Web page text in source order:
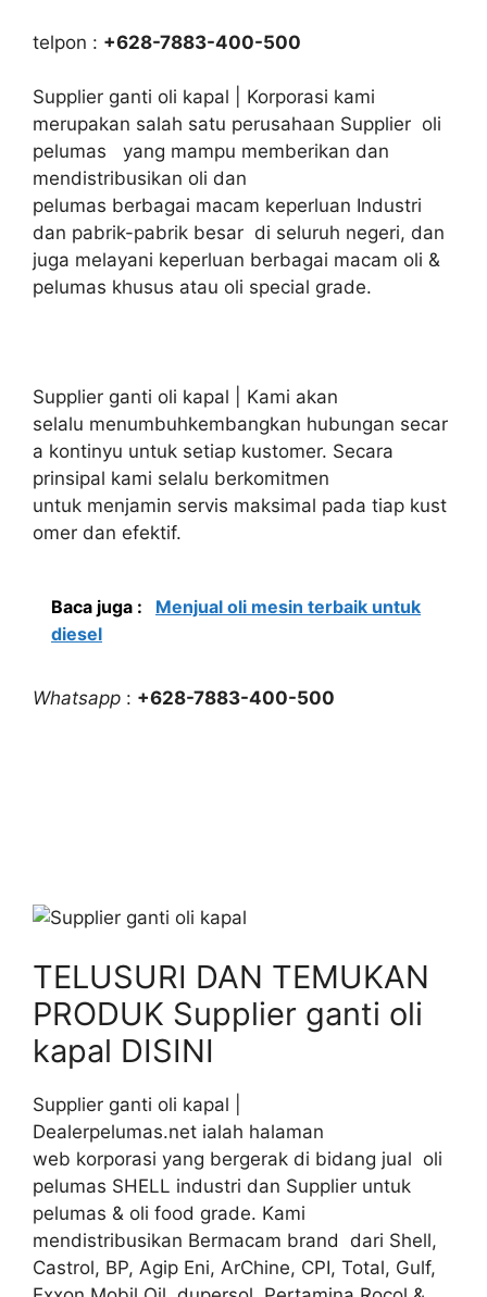
telpon : +628-7883-400-500
Supplier ganti oli kapal | Korporasi kami
merupakan salah satu perusahaan Supplier oli
pelumas yang mampu memberikan dan
mendistribusikan oli dan
pelumas berbagai macam keperluan Industri
dan pabrik-pabrik besar di seluruh negeri, dan
juga melayani keperluan berbagai macam oli &
pelumas khusus atau oli special grade.
Supplier ganti oli kapal | Kami akan
selalu menumbuhkembangkan hubungan secar
a kontinyu untuk setiap kustomer. Secara
prinsipal kami selalu berkomitmen
untuk menjamin servis maksimal pada tiap kust
omer dan efektif.
Baca juga :
Menjual oli mesin terbaik untuk
diesel
Whatsapp : +628-7883-400-500
TELUSURI DAN TEMUKAN
PRODUK Supplier ganti oli
kapal DISINI
Supplier ganti oli kapal |
Dealerpelumas.net ialah halaman
web korporasi yang bergerak di bidang jual oli
pelumas SHELL industri dan Supplier untuk
pelumas & oli food grade. Kami
mendistribusikan Bermacam brand dari Shell,
Castrol, BP, Agip Eni, ArChine, CPI, Total, Gulf,